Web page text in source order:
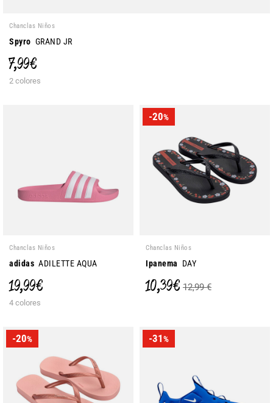
Chanclas Niños
Spyro GRAND JR
7,99 €
2 colores
Chanclas Niños
adidas ADILETTE AQUA
19,99 €
4 colores
-20%
Chanclas Niños
Ipanema DAY
10,39 € 12,99 €
-20% -31%